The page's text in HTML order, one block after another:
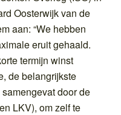
Oosterwijk van de
aan: “We hebben
eruit gehaald.
termijn winst
de belangrijkste
door de
LKV), om zelf te